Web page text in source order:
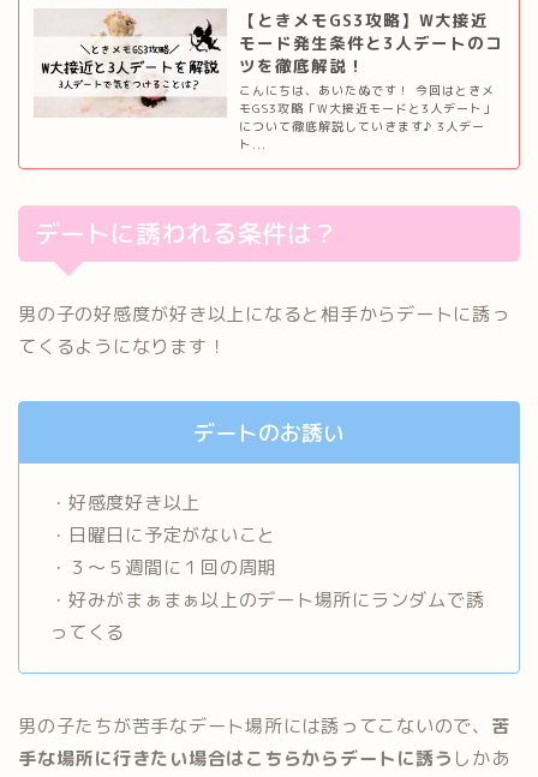
【ときメモGS3攻略】W大接近
モード発生条件と3人デートのコ
ツを徹底解説！
こんにちは、あいたぬです！ 今回はときメ
モGS3攻略「W大接近モードと3人デート」
について徹底解説していきます♪ 3人デー
ト...
デートに誘われる条件は？
男の子の好感度が好き以上になると相手からデートに誘っ
てくるようになります！
デートのお誘い
・好感度好き以上
・日曜日に予定がないこと
・３〜５週間に１回の周期
・好みがまぁまぁ以上のデート場所にランダムで誘
ってくる
男の子たちが苦手なデート場所には誘ってこないので、 苦
手な場所に行きたい場合はこちらからデートに誘う しかあ